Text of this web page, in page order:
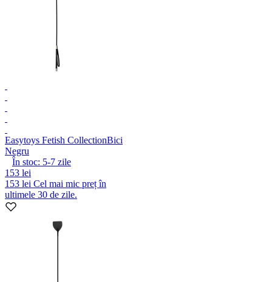
Easytoys Fetish CollectionBici
Negru
În stoc: 5-7 zile
153 lei
153 lei Cel mai mic preț în
ultimele 30 de zile.